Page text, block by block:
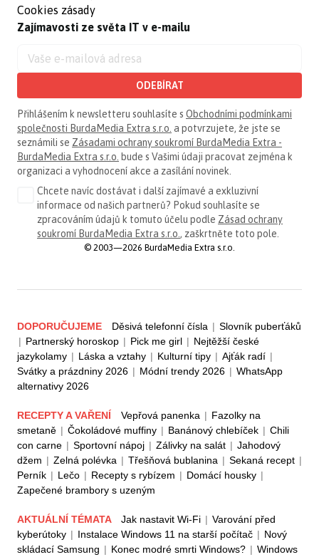
Cookies zásady
Zajímavosti ze světa IT v e-mailu
ODEBÍRAT
Přihlášením k newsletteru souhlasíte s Obchodními podmínkami
společnosti BurdaMedia Extra s.r.o. a potvrzujete, že jste se
seznámili se Zásadami ochrany soukromí BurdaMedia Extra -
BurdaMedia Extra s.r.o. bude s Vašimi údaji pracovat zejména k
organizaci a vyhodnocení akce a zasílání novinek.
Chcete navíc dostávat i další zajímavé a exkluzivní
informace od našich partnerů? Pokud souhlasíte se
zpracováním údajů k tomuto účelu podle Zásad ochrany
soukromí BurdaMedia Extra s.r.o. , zaškrtněte toto pole.
© 2003—2026 BurdaMedia Extra s.r.o.
DOPORUČUJEME Děsivá telefonní čísla | Slovník puberťáků
| Partnerský horoskop | Pick me girl | Nejtěžší české
jazykolamy | Láska a vztahy | Kulturní tipy | Ajťák radí |
Svátky a prázdniny 2026 | Módní trendy 2026 | WhatsApp
alternativy 2026
RECEPTY A VAŘENÍ Vepřová panenka | Fazolky na
smetaně | Čokoládové muffiny | Banánový chlebíček | Chili
con carne | Sportovní nápoj | Zálivky na salát | Jahodový
džem | Zelná polévka | Třešňová bublanina | Sekaná recept |
Perník | Lečo | Recepty s rybízem | Domácí housky |
Zapečené brambory s uzeným
AKTUÁLNÍ TÉMATA Jak nastavit Wi-Fi | Varování před
kyberútoky | Instalace Windows 11 na starší počítač | Nový
skládací Samsung | Konec modré smrti Windows? | Windows